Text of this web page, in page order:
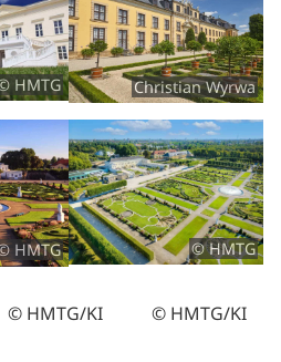
HMTG Christian Wyrwa
HMTG © HMTG
© HMTG/KI © HMTG/KI